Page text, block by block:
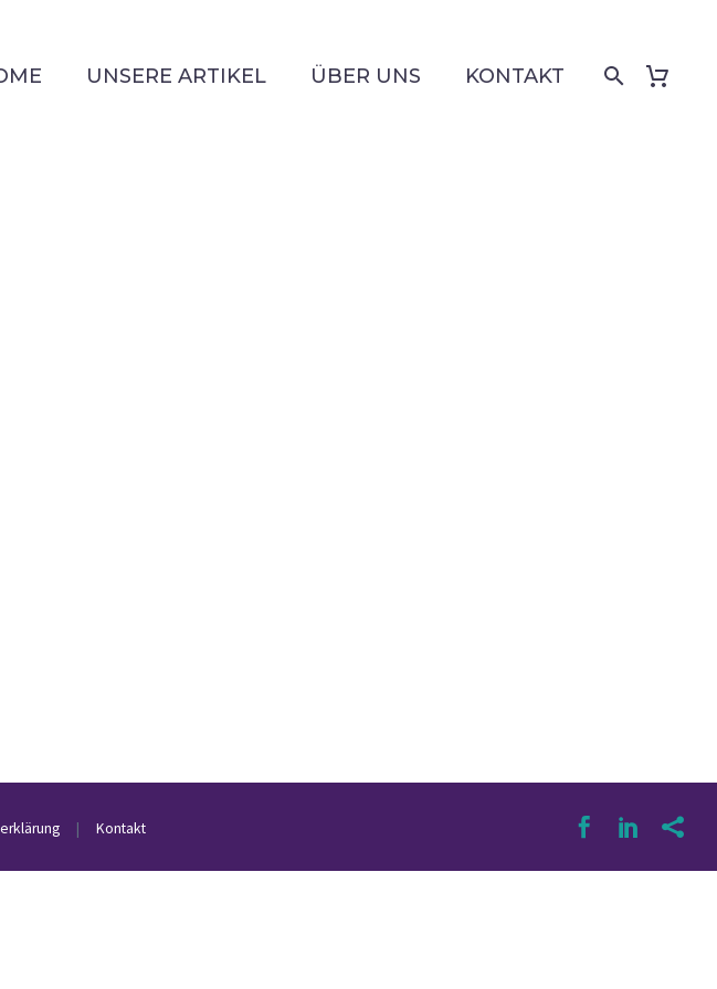
UNSERE ARTIKEL ÜBER UNS KONTAKT
| Kontakt